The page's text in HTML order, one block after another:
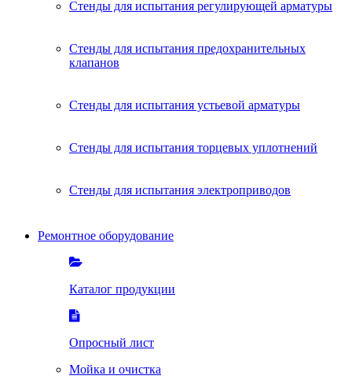
Стенды для испытания регулирующей арматуры
Стенды для испытания предохранительных
клапанов
Стенды для испытания устьевой арматуры
Стенды для испытания торцевых уплотнений
Стенды для испытания электроприводов
Ремонтное оборудование
Каталог продукции
Опросный лист
Мойка и очистка